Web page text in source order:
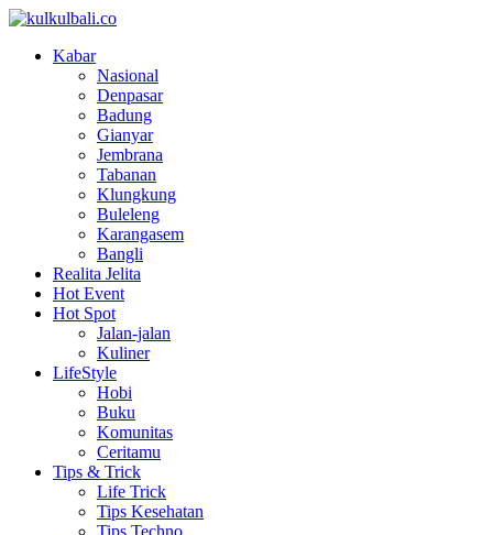
Kabar
Nasional
Denpasar
Badung
Gianyar
Jembrana
Tabanan
Klungkung
Buleleng
Karangasem
Bangli
Realita Jelita
Hot Event
Hot Spot
Jalan-jalan
Kuliner
LifeStyle
Hobi
Buku
Komunitas
Ceritamu
Tips & Trick
Life Trick
Tips Kesehatan
Tips Techno